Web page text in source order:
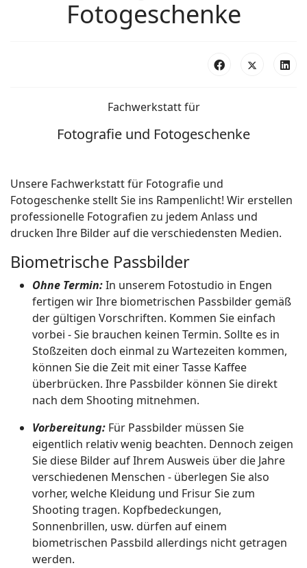
Fotogeschenke
Fachwerkstatt für
Fotografie und Fotogeschenke
Unsere Fachwerkstatt für Fotografie und
Fotogeschenke stellt Sie ins Rampenlicht! Wir erstellen
professionelle Fotografien zu jedem Anlass und
drucken Ihre Bilder auf die verschiedensten Medien.
Biometrische Passbilder
Ohne Termin:In unserem Fotostudio in Engen
fertigen wir Ihre biometrischen Passbilder gemäß
der gültigen Vorschriften. Kommen Sie einfach
vorbei - Sie brauchen keinen Termin. Sollte es in
Stoßzeiten doch einmal zu Wartezeiten kommen,
können Sie die Zeit mit einer Tasse Kaffee
überbrücken. Ihre Passbilder können Sie direkt
nach dem Shooting mitnehmen.
Vorbereitung: Für Passbilder müssen Sie
eigentlich relativ wenig beachten. Dennoch zeigen
Sie diese Bilder auf Ihrem Ausweis über die Jahre
verschiedenen Menschen - überlegen Sie also
vorher, welche Kleidung und Frisur Sie zum
Shooting tragen. Kopfbedeckungen,
Sonnenbrillen, usw. dürfen auf einem
biometrischen Passbild allerdings nicht getragen
werden.